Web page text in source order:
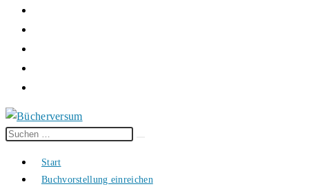
Diese
durchsuchen
Start
Buchvorstellung einreichen